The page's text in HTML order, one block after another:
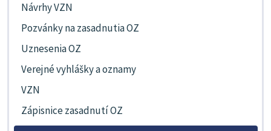
Návrhy VZN
Pozvánky na zasadnutia OZ
Uznesenia OZ
Verejné vyhlášky a oznamy
VZN
Zápisnice zasadnutí OZ